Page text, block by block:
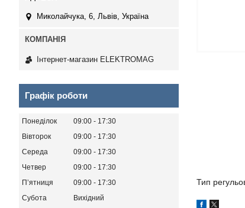
Тип
Миколайчука, 6, Львів, Україна
Інтернет-магазин ELEKTROMAG
Графік роботи
Понеділок 09:00
17:30
Вівторок
09:00
17:30
Середа
09:00
17:30
Четвер
09:00
17:30
Пʼятниця
09:00
17:30
Субота
Вихідний